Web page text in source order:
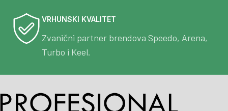
VRHUNSKI KVALITET
Zvanični partner brendova Speedo, Arena,
Turbo i Keel.